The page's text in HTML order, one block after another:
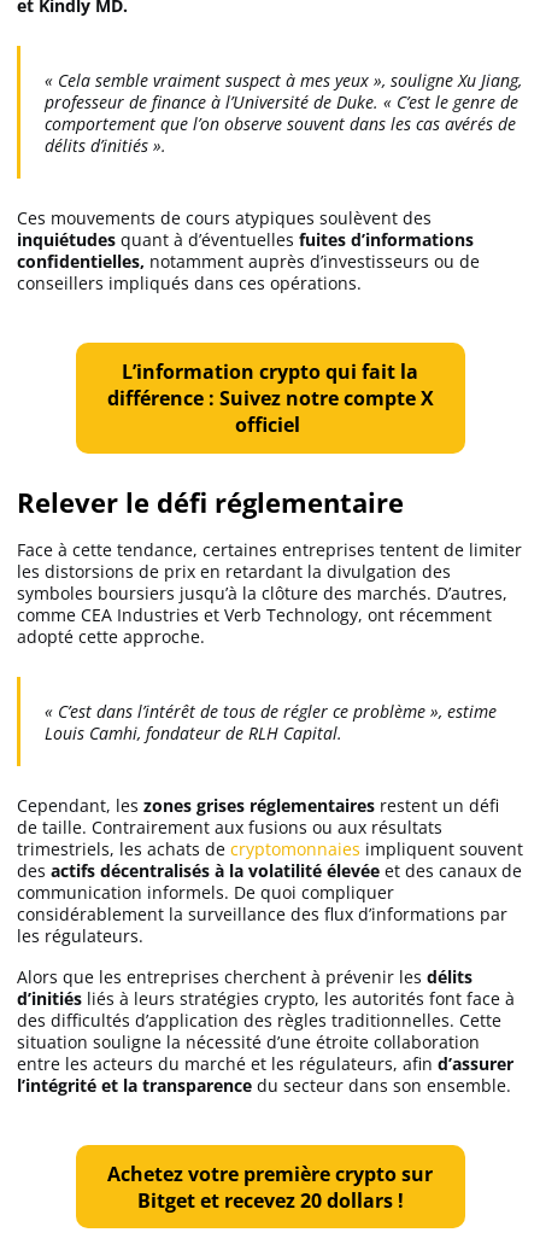
et Kindly MD.
« Cela semble vraiment suspect à mes yeux », souligne Xu Jiang,
professeur de finance à l’Université de Duke. « C’est le genre de
comportement que l’on observe souvent dans les cas avérés de
délits d’initiés ».
Ces mouvements de cours atypiques soulèvent des
inquiétudes quant à d’éventuelles fuites d’informations
confidentielles, notamment auprès d’investisseurs ou de
conseillers impliqués dans ces opérations.
L’information crypto qui fait la
différence : Suivez notre compte X
officiel
Relever le défi réglementaire
Face à cette tendance, certaines entreprises tentent de limiter
les distorsions de prix en retardant la divulgation des
symboles boursiers jusqu’à la clôture des marchés. D’autres,
comme CEA Industries et Verb Technology, ont récemment
adopté cette approche.
« C’est dans l’intérêt de tous de régler ce problème », estime
Louis Camhi, fondateur de RLH Capital.
Cependant, les zones grises réglementaires restent un défi
de taille. Contrairement aux fusions ou aux résultats
trimestriels, les achats de cryptomonnaies impliquent souvent
des actifs décentralisés à la volatilité élevée et des canaux de
communication informels. De quoi compliquer
considérablement la surveillance des flux d’informations par
les régulateurs.
Alors que les entreprises cherchent à prévenir les délits
d’initiés liés à leurs stratégies crypto, les autorités font face à
des difficultés d’application des règles traditionnelles. Cette
situation souligne la nécessité d’une étroite collaboration
entre les acteurs du marché et les régulateurs, afin d’assurer
l’intégrité et la transparence du secteur dans son ensemble.
Achetez votre première crypto sur
Bitget et recevez 20 dollars !